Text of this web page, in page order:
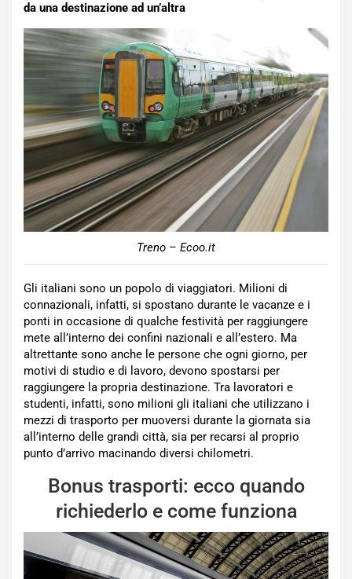
da una destinazione ad un’altra
Treno – Ecoo.it
Gli italiani sono un popolo di viaggiatori. Milioni di
connazionali, infatti, si spostano durante le vacanze e i
ponti in occasione di qualche festività per raggiungere
mete all’interno dei confini nazionali e all’estero. Ma
altrettante sono anche le persone che ogni giorno, per
motivi di studio e di lavoro, devono spostarsi per
raggiungere la propria destinazione. Tra lavoratori e
studenti, infatti, sono milioni gli italiani che utilizzano i
mezzi di trasporto per muoversi durante la giornata sia
all’interno delle grandi città, sia per recarsi al proprio
punto d’arrivo macinando diversi chilometri.
Bonus trasporti: ecco quando
richiederlo e come funziona